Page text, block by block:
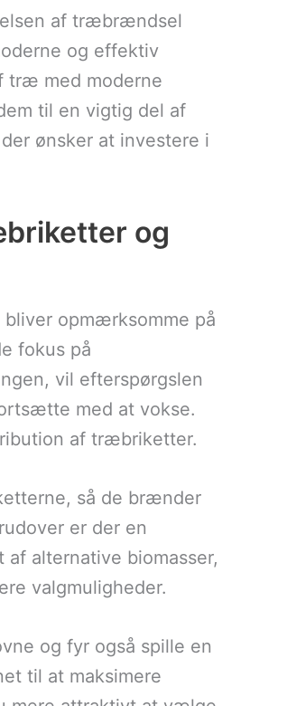
af træbrændsel
og effektiv
træ med moderne
til en vigtig del af
ønsker at investere i
og
opmærksomme på
fokus på
vil efterspørgslen
med at vokse.
af træbriketter.
så de brænder
er der en
alternative biomasser,
valgmuligheder.
og fyr også spille en
til at maksimere